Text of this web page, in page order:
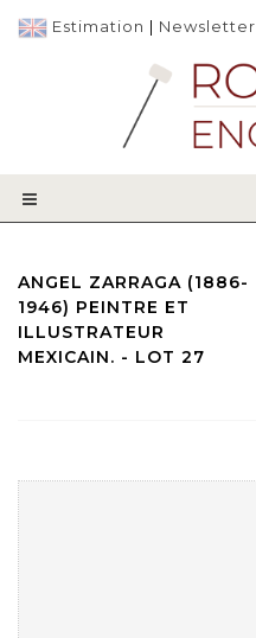
Estimation | Newsletter
ANGEL ZARRAGA (1886-
1946) PEINTRE ET
ILLUSTRATEUR
MEXICAIN. - LOT 27